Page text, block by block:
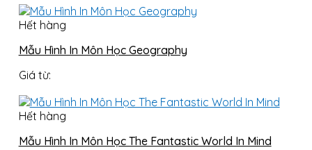
Hết hàng
Mẫu Hình In Môn Học Geography
Giá từ:
Hết hàng
Mẫu Hình In Môn Học The Fantastic World In Mind